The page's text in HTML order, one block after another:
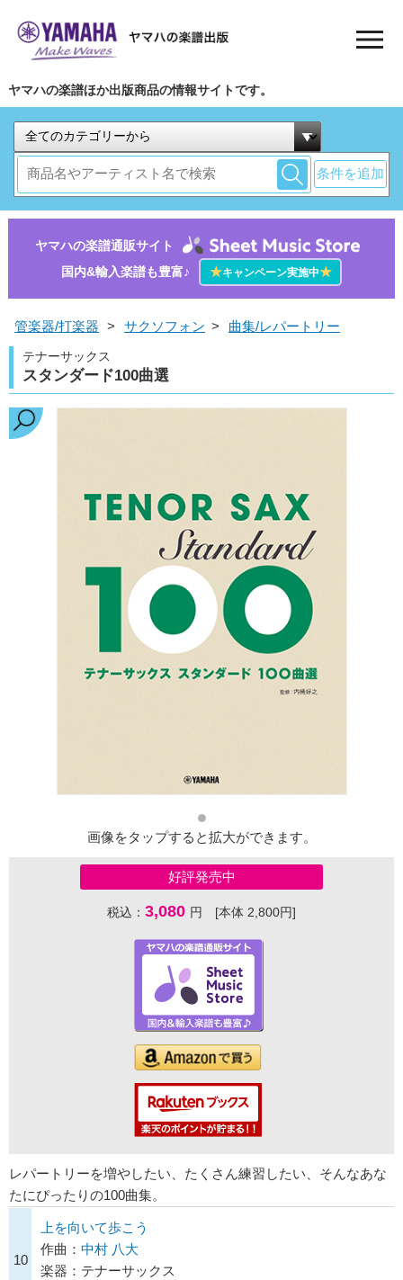
ヤマハの楽譜ほか出版商品の情報サイトです。
条件を追加
ヤマハの楽譜通販サイト
国内&輸入楽譜も豊富♪
★キャンペーン実施中★
管楽器/打楽器 > サクソフォン > 曲集/レパートリー
テナーサックス
スタンダード100曲選
画像をタップすると拡大ができます。
好評発売中
税込： 3,080 円 [本体 2,800円]
レパートリーを増やしたい、たくさん練習したい、そんなあな
たにぴったりの100曲集。
10
上を向いて歩こう
作曲： 中村 八大
楽器：テナーサックス